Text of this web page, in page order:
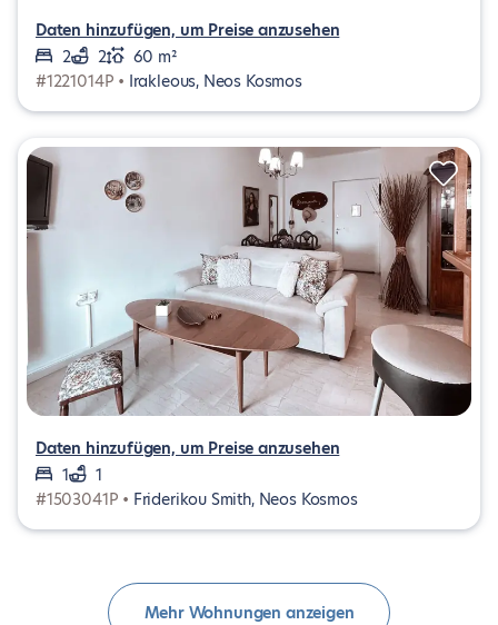
Daten hinzufügen, um Preise anzusehen
2
2
60 m²
#1221014P • Irakleous, Neos Kosmos
Daten hinzufügen, um Preise anzusehen
1
1
#1503041P • Friderikou Smith, Neos Kosmos
Mehr Wohnungen anzeigen